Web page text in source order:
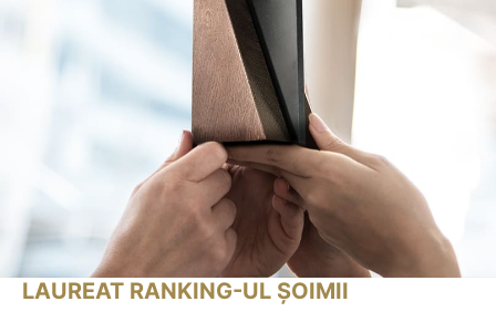
LAUREAT RANKING-UL ȘOIMII